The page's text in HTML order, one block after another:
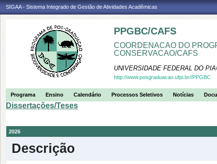
SIGAA - Sistema Integrado de Gestão de Atividades Acadêmicas
PPGBC/CAFS
COORDENACAO DO
CONSERVACAO/CAFS
UNIVERSIDADE FEDERAL DO
http://www.posgraduacao.ufpi.br//PPGBC
Programa Ensino Calendário Processos Seletivos Notícias
Dissertações/Teses
2026
Descrição